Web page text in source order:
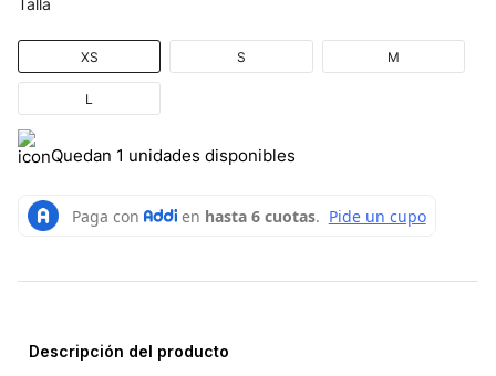
Talla
XS S M
L
Quedan 1 unidades disponibles
Descripción del producto